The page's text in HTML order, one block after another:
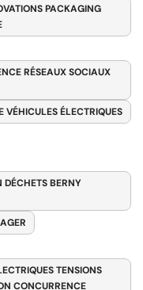
PACKAGING
RÉSEAUX SOCIAUX
VÉHICULES ÉLECTRIQUES
DÉCHETS BERNY
TENSIONS
CONCURRENCE